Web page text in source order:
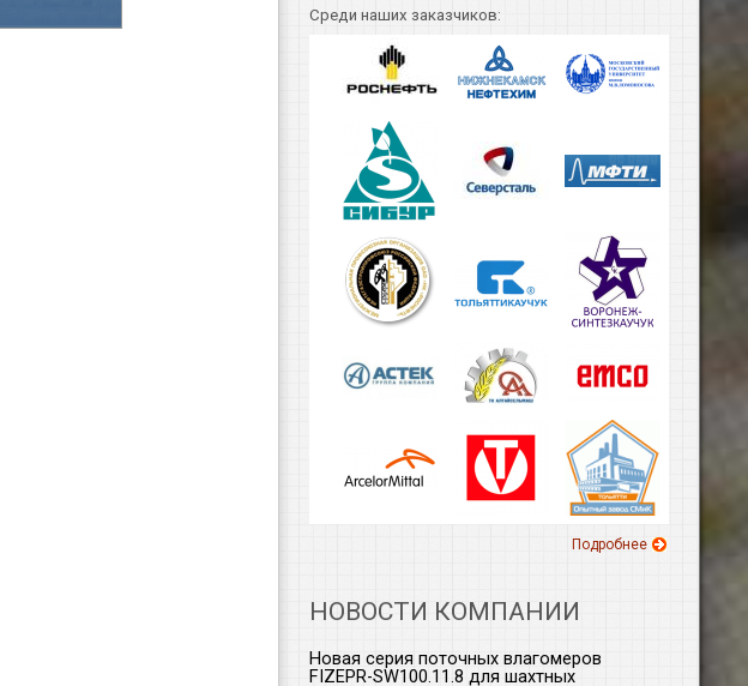
Среди наших заказчиков:
Подробнее
НОВОСТИ КОМПАНИИ
Новая серия поточных влагомеров
FIZEPR-SW100.11.8 для шахтных